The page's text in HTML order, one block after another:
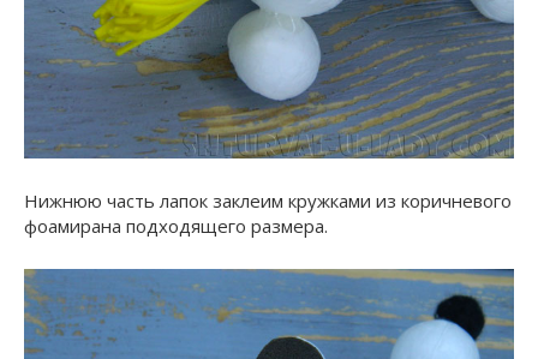
Нижнюю часть лапок заклеим кружками из коричневого
фоамирана подходящего размера.